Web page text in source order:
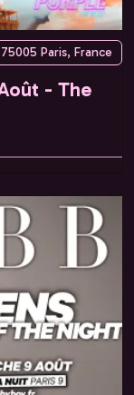
Paris, France
- The